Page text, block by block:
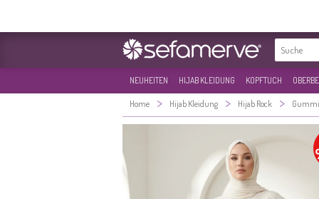
NEUHEITEN HIJAB KLEIDUNG KOPFTUCH
Home > Hijab Kleidung > Hijab Rock >